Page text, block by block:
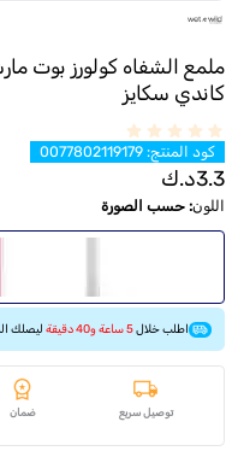
ملمع الشفاه كولورز بوت
كاندي سكايز
كود المنتج:
0077802119179
3.3د.ك
اللون: حسب الصورة
اطلب خلال5 ساعة و40 دقيقة ليصلك
توصيل سريع ضمان